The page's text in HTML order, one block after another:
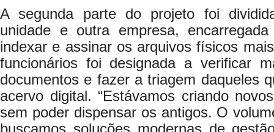
A segunda parte do projeto foi
unidade e outra empresa,
indexar e assinar os arquivos físicos
funcionários foi designada a verificar
documentos e fazer a triagem daqueles
acervo digital. “Estávamos criando
sem poder dispensar os antigos. O